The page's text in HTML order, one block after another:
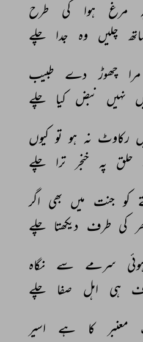
مرغ ہوا کی
طرح
چلیں وہ جدا چلے
مرا چھوڑ دے طبیب
نہیں نبض کیا چلے
رکاوٹ نہ ہو تو کیوں
حلق پہ خنجر ترا چلے
کو جنت میں بھی اگر
کی طرف دیکھتا چلے
سرمے سے
نگاہ
ہی اہل صفا
چلے
معنبر کا ہے
اسیر